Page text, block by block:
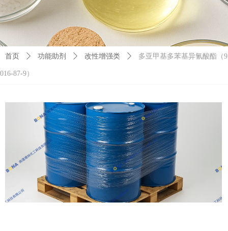
首页 ꄲ 功能助剂 ꄲ 改性增强类 ꄲ 多亚甲基多苯基异氰酸酯（9
016-87-9）